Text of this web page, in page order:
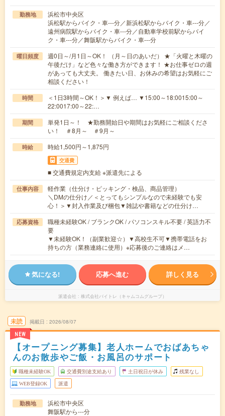
勤務地
浜松市中央区
浜松駅からバイク・車---分／新浜松駅からバイク・車---分／
遠州病院駅からバイク・車---分／自動車学校前駅からバイ
ク・車---分／舞阪駅からバイク・車---分
曜日頻度
週0日～/月1日～OK！ （月～日のあいだ） ★「火曜と木曜の
午後だけ」など色々な働き方ができます！ ★お仕事ゼロの週
があっても大丈夫。 働きたい日、お休みの希望はお気軽にご
相談ください！
時間
＜1日3時間～OK！＞▼ 例えば… ▼15:00～18:0015:00～
22:0017:00～22:…
期間
単発1日～！ ★勤務開始日や期間はお気軽にご相談くださ
い！ ＃8月～ ＃9月～
時給 時給1,500円～1,875円
交通費
■ 交通費規定内支給 ※派遣先による
仕事内容
軽作業（仕分け・ピッキング・検品、商品管理）
＼DMの仕分け／＜とってもシンプルなので未経験でも安
心！＞▼封入作業及び梱包▼雑誌や書籍などの仕分け…
応募資格
職種未経験OK / ブランクOK / パソコンスキル不要 / 英語力不
要
▼未経験OK！（副業歓迎☆）▼高校生不可▼携帯電話をお
持ちの方（業務連絡に使用）※応募後のご連絡はメ…
気になる! 応募へ進む 詳しく見る
派遣会社 株式会社バイトレ（キャムコムグループ）
未読
NEW
掲載日 2026/08/07
【オープニング募集】老人ホームでおばあちゃ
んのお散歩やご飯・お風呂のサポート
職種未経験OK 交通費別途支給あり 土日祝日が休み 残業なし
WEB登録OK 派遣
勤務地
浜松市中央区
舞阪駅から---分